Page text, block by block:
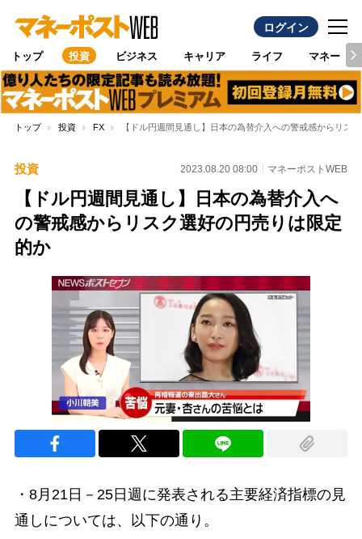
ログイン
トップ 投資 ビジネス キャリア ライフ マネー
トップ 投資 FX 【ドル円週間見通し】日本の為替介入への警戒感からリス
投資 2023.08.20 08:00 マネーポストWEB
【ドル円週間見通し】日本の為替介入へ
の警戒感からリスク選好の円売りは限定
的か
・8月21日－25日週に発表される主要経済指標の見
通しについては、以下の通り。